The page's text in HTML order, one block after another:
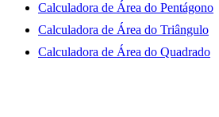
Calculadora de Área do Pentágono
Calculadora de Área do Triângulo
Calculadora de Área do Quadrado